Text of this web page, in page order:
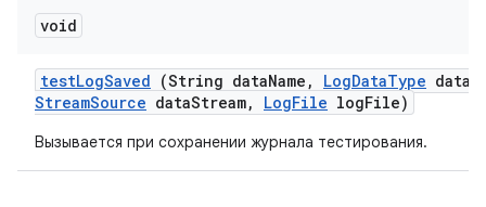
void
testLogSaved (String dataName , LogDataType data
StreamSource dataStream, LogFile logFile)
Вызывается при сохранении журнала тестирования.